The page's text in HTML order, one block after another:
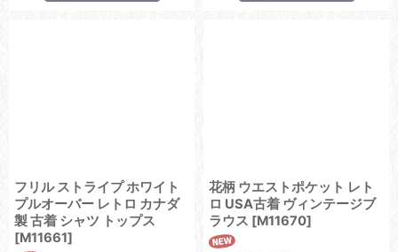
フリル ストライプ ホワイト
プルオーバー レトロ カナダ
製 古着 シャツ トップス
[M11661]
花柄 ウエストポケット レト
ロ USA古着 ヴィンテージブ
ラウス [M11670]